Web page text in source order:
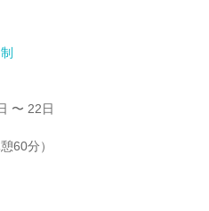
〜 22日
60分）